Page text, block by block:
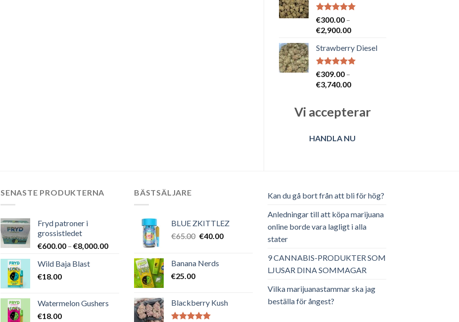
€3,450.00
Betygsatt
5.00av 5
€300.00 –
€2,900.00Prisintervall:
till
€2,900.00
Strawberry Diesel
Betygsatt
5.00av 5
€309.00 –
€3,740.00Prisintervall:
€3,740.00
Vi accepterar
HANDLA NU
SENASTE PRODUKTERNA
Fryd patroner i
grossistledet
€600.00 – €8,000.00Prisintervall:
€8,000.00
Wild Baja Blast
€18.00
Watermelon Gushers
€18.00
BÄSTSÄLJARE
BLUE ZKITTLEZ
€65.00 Det
var:
€40.00Det
Banana Nerds
€25.00
Blackberry Kush
Kan du gå bort från att bli för hög?
Anledningar till att köpa marijuana
online borde vara lagligt i alla
stater
9 CANNABIS-PRODUKTER SOM
LJUSAR DINA SOMMAGAR
Vilka marijuanastammar ska jag
beställa för ångest?